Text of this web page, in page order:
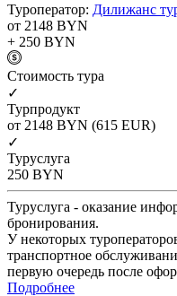
Туроператор: Дилижанс
от 2148 BYN
+ 250 BYN
Cтоимость тура
✓
Турпродукт
от 2148 BYN (615 EUR)
✓
Туруслуга
250 BYN
Туруслуга - оказание
бронирования.
У некоторых
транспортное
первую очередь после
Подробнее